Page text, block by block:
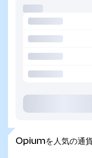
Opiumを人気の通